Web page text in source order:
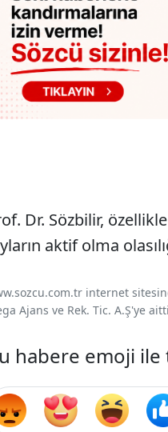
Dr. Sözbilir,
aktif olma
internet
Ajans ve Rek. Tic. A.Ş'ye
habere emoji